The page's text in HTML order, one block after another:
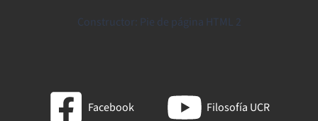
Constructor: Pie de página HTML 2
Facebook Filosofía UCR